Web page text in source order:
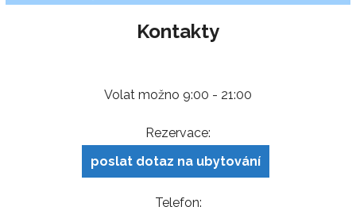
Kontakty
Volat možno 9:00 - 21:00
Rezervace:
poslat dotaz na ubytování
Telefon: